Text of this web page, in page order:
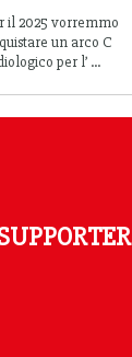
il 2025 vorremmo
un arco C
per l’ ...